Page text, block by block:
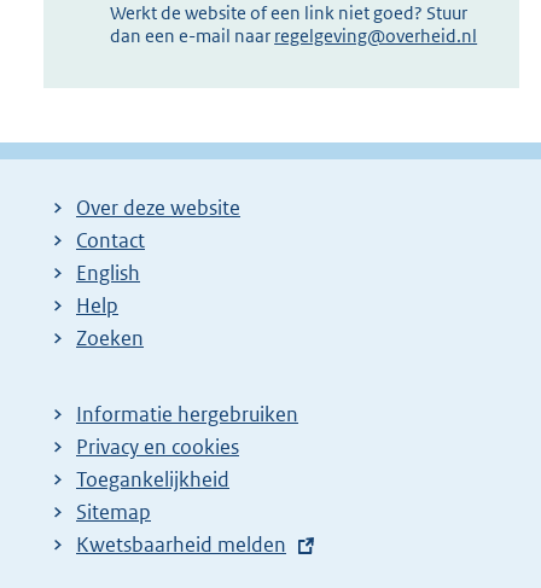
Werkt de website of een link niet goed? Stuur
dan een e-mail naar regelgeving@overheid.nl
Over deze website
Contact
English
Help
Zoeken
Informatie hergebruiken
Privacy en cookies
Toegankelijkheid
Sitemap
E
Kwetsbaarheid melden